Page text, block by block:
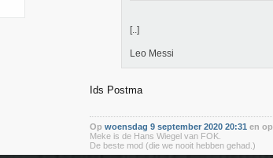
[..]
Leo Messi
Ids Postma
Op woensdag 9 september 2020 20:31 en op
Meke is de Hans Wiegel van FOK.
De beste mod (die we nooit hebben gehad.)